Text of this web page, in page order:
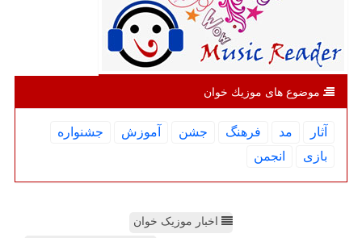
موضوع های موزیك خوان
آثار مد فرهنگ جشن آموزش
جشنواره
بازی
انجمن
اخبار موزیک خوان